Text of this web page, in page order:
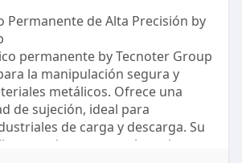
Permanente de Alta Precisión by
permanente by Tecnoter Group
la manipulación segura y
metálicos. Ofrece una
de sujeción, ideal para
de carga y descarga. Su
permite un control preciso,